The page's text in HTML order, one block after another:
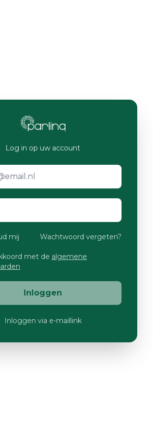
Log in op uw account
mij Wachtwoord vergeten?
met de algemene
Inloggen
Inloggen via e-maillink